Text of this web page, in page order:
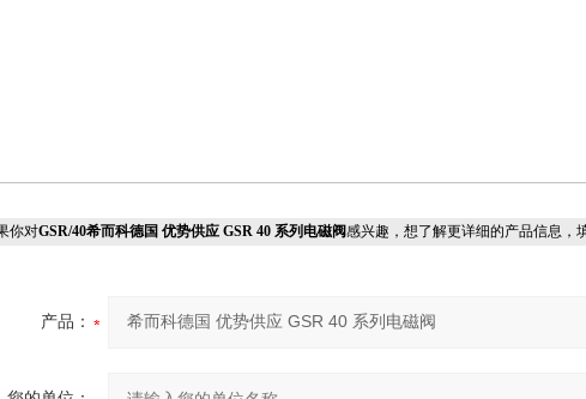
对GSR/40希而科德国 优势供应 GSR 40 系列电磁阀感兴趣，想了解更详细的产品信息，
产品：